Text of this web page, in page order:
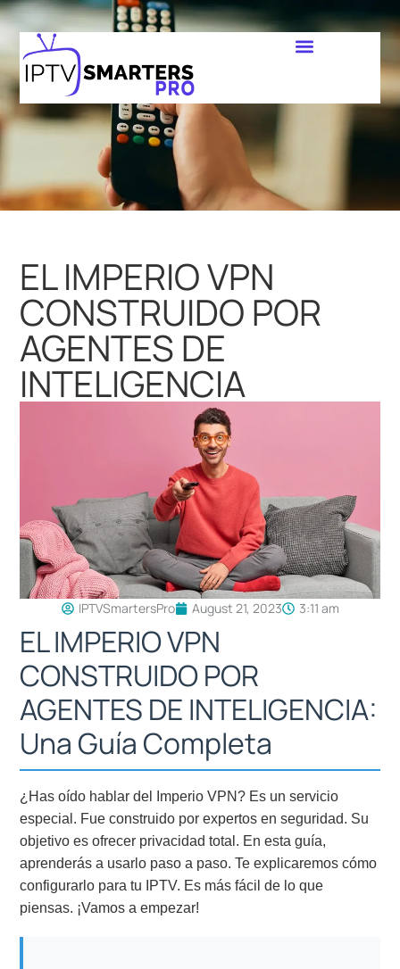
EL IMPERIO VPN
CONSTRUIDO POR
AGENTES DE
INTELIGENCIA
IPTVSmartersPro August 21, 2023 3:11 am
EL IMPERIO VPN
CONSTRUIDO POR
AGENTES DE INTELIGENCIA:
Una Guía Completa
¿Has oído hablar del Imperio VPN? Es un servicio
especial. Fue construido por expertos en seguridad. Su
objetivo es ofrecer privacidad total. En esta guía,
aprenderás a usarlo paso a paso. Te explicaremos cómo
configurarlo para tu IPTV. Es más fácil de lo que
piensas. ¡Vamos a empezar!